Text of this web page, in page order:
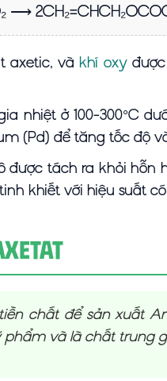
⟶
axetic, vàkhí oxyđược
nhiệt ở 100-300°C
(Pd) để tăng tốc độ
được tách ra khỏi hỗn
khiết với hiệu suất
chất để sản xuất
và là chất trung